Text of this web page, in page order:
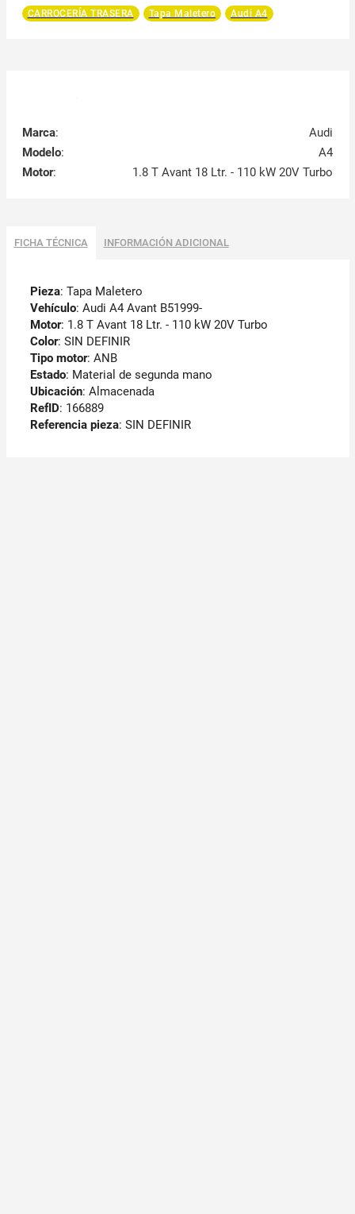
CARROCERÍA TRASERA Tapa Maletero Audi A4
Marca:
Audi
Modelo:
A4
Motor: 1.8 T Avant 18 Ltr. - 110 kW 20V Turbo
FICHA TÉCNICA INFORMACIÓN ADICIONAL
Pieza: Tapa Maletero
Vehículo: Audi A4 Avant B51999-
Motor: 1.8 T Avant 18 Ltr. - 110 kW 20V Turbo
Color: SIN DEFINIR
Tipo motor: ANB
Estado: Material de segunda mano
Ubicación: Almacenada
RefID: 166889
Referencia pieza: SIN DEFINIR